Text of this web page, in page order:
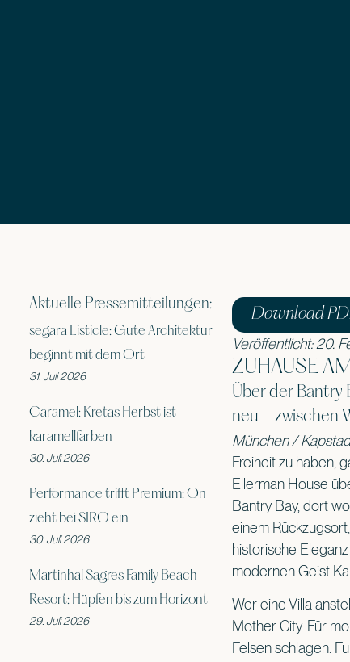
Aktuelle Pressemitteilungen:
segara Listicle: Gute Architektur
beginnt mit dem Ort
31. Juli 2026
Caramel: Kretas Herbst ist
karamellfarben
30. Juli 2026
Performance trifft Premium: On
zieht bei SIRO ein
30. Juli 2026
Martinhal Sagres Family Beach
Resort: Hüpfen bis zum Horizont
29. Juli 2026
Download
Veröffentlicht: 20.
ZUHAUSE
Über der Bantry
neu – zwischen
München /
Freiheit zu haben,
Ellerman House
Bantry Bay, dort
einem
historische
modernen Geist
Wer eine Villa
Mother City. Für
Felsen schlagen.